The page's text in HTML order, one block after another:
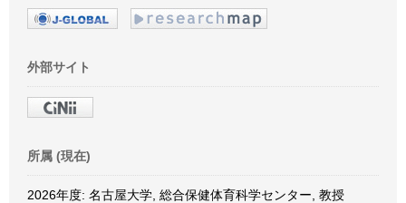
外部サイト
所属 (現在)
2026年度: 名古屋大学, 総合保健体育科学センター, 教授